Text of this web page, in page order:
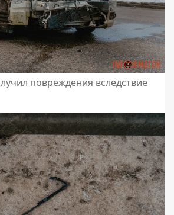
повреждения вследствие